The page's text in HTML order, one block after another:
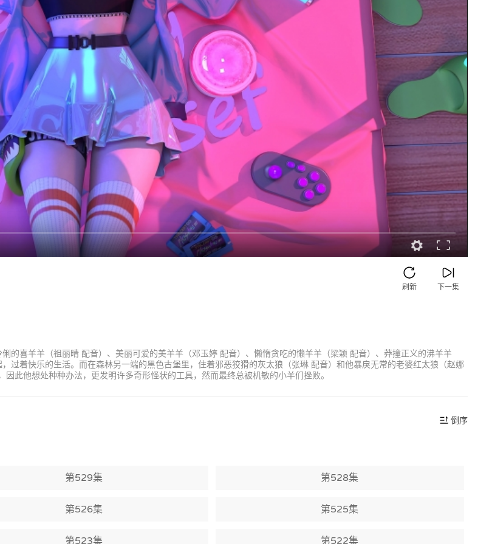
下一集
刷新
的喜羊羊（祖丽晴 配音）、美丽可爱的美羊羊（邓玉婷 配音）、懒惰贪吃的懒羊羊（梁颖 配音）、莽撞正义的沸羊羊
过着快乐的生活。而在森林另一端的黑色古堡里，住着邪恶狡猾的灰太狼（张琳 配音）和他暴戾无常的老婆红太狼（赵娜
此他想处种种办法，更发明许多奇形怪状的工具，然而最终总被机敏的小羊们挫败。
倒序
第529集 第528集
第526集 第525集
第523集 第522集